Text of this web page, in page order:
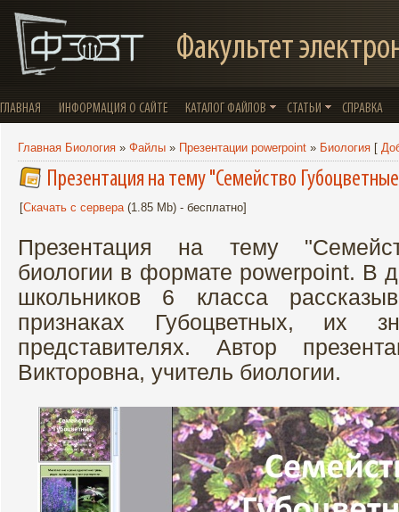
Факультет
ГЛАВНАЯ ИНФОРМАЦИЯ О САЙТЕ КАТАЛОГ ФАЙЛОВ СТАТЬИ СПРАВКА
Главная Биология » Файлы » Презентации powerpoint » Биология [
Презентация на тему "Семейство
[Скачать с сервера(1.85 Mb) - бесплатно]
Презентация на тему
биологии в формате powerpoint. В
школьников 6 класса
признаках Губоцветных, их
представителях. Автор
Викторовна, учитель биологии.